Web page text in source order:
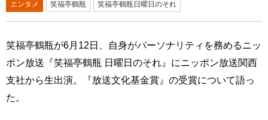
エンタメ 笑福亭鶴瓶 笑福亭鶴瓶日曜日のそれ
笑福亭鶴瓶が6月12日、自身がパーソナリティを務めるニッ
ポン放送『笑福亭鶴瓶 日曜日のそれ』にニッポン放送関西
支社から生出演。『放送文化基金賞』の受賞について語っ
た。